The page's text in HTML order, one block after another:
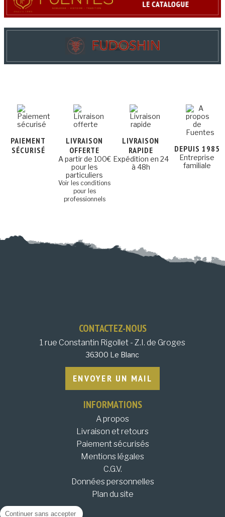
Continuer sans accepter
PAIEMENT
SÉCURISÉ
LIVRAISON
OFFERTE
A partir de 100€
pour les
particuliers
Voir les conditions
pour les
professionnels
LIVRAISON
RAPIDE
Expédition en 24
à 48h
DEPUIS 1985
Entreprise
familiale
CONTACTEZ-NOUS
1 rue Constantin Rigollet - Z.I. de Groges
36300 Le Blanc
ENVOYER UN MAIL
INFORMATIONS
A propos
Livraison et retours
Paiement sécurisés
Mentions légales
C.G.V.
Données personnelles
Plan du site